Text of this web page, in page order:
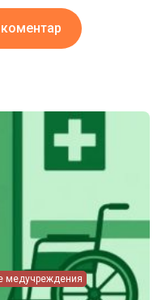
медучреждения